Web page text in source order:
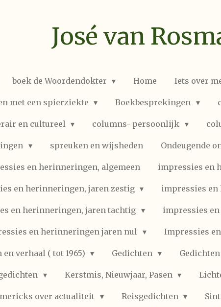
José van
boek de Woordendokter Home Iets over
met een spierziekte Boekbesprekingen
en cultureel columns- persoonlijk
spreuken en wijsheden Ondeugende
en herinneringen, algemeen impressies en
en herinneringen, jaren zestig impressies
en herinneringen, jaren tachtig impressies
en herinneringen jaren nul Impressies
en verhaal ( tot 1965) Gedichten
Kerstmis, Nieuwjaar, Pasen
over actualiteit Reisgedichten